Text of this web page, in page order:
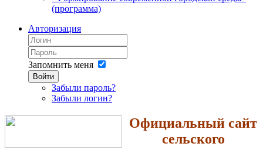
(программа)
Авторизация
Запомнить меня
Войти
Забыли пароль?
Забыли логин?
Официальный сайт
сельского